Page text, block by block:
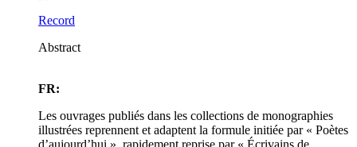
Record
Abstract
FR:
Les ouvrages publiés dans les collections de monographies
illustrées reprennent et adaptent la formule initiée par « Poètes
d’aujourd’hui », rapidement reprise par « Écrivains de